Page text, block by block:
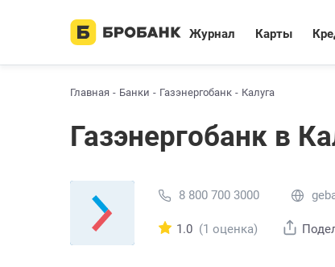
Журнал Карты
Главная Банки Газэнергобанк Калуга
Газэнергобанк в
8 800 700 3000
1.0 (1 оценка)